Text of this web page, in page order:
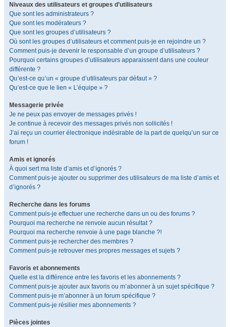
Niveaux des utilisateurs et groupes d’utilisateurs
Que sont les administrateurs ?
Que sont les modérateurs ?
Que sont les groupes d’utilisateurs ?
Où sont les groupes d’utilisateurs et comment puis-je en rejoindre un ?
Comment puis-je devenir le responsable d’un groupe d’utilisateurs ?
Pourquoi certains groupes d’utilisateurs apparaissent dans une couleur
différente ?
Qu’est-ce qu’un « groupe d’utilisateurs par défaut » ?
Qu’est-ce que le lien « L’équipe » ?
Messagerie privée
Je ne peux pas envoyer de messages privés !
Je continue à recevoir des messages privés non sollicités !
J’ai reçu un courrier électronique indésirable de la part de quelqu’un sur ce
forum !
Amis et ignorés
À quoi sert ma liste d’amis et d’ignorés ?
Comment puis-je ajouter ou supprimer des utilisateurs de ma liste d’amis et
d’ignorés ?
Recherche dans les forums
Comment puis-je effectuer une recherche dans un ou des forums ?
Pourquoi ma recherche ne renvoie aucun résultat ?
Pourquoi ma recherche renvoie à une page blanche ?!
Comment puis-je rechercher des membres ?
Comment puis-je retrouver mes propres messages et sujets ?
Favoris et abonnements
Quelle est la différence entre les favoris et les abonnements ?
Comment puis-je ajouter aux favoris ou m’abonner à un sujet spécifique ?
Comment puis-je m’abonner à un forum spécifique ?
Comment puis-je résilier mes abonnements ?
Pièces jointes